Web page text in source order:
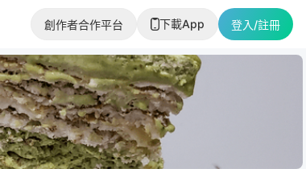
創作者合作平台 下載App 登入/註冊